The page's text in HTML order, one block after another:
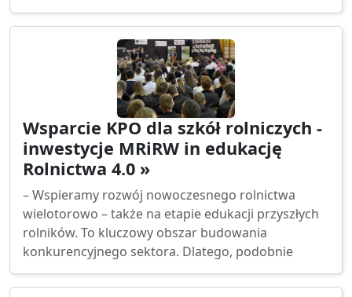
Wsparcie KPO dla szkół rolniczych -
inwestycje MRiRW in edukację
Rolnictwa 4.0 »
– Wspieramy rozwój nowoczesnego rolnictwa
wielotorowo – także na etapie edukacji przyszłych
rolników. To kluczowy obszar budowania
konkurencyjnego sektora. Dlatego, podobnie